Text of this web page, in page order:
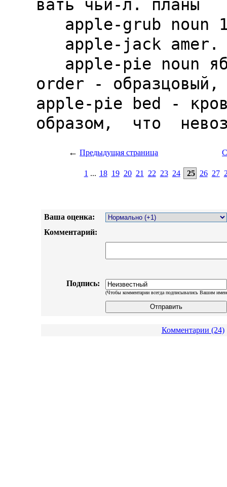
← Предыдущая страница
1 ... 18 19 20 21 22 23 24 25 26 27
Ваша оценка:
Комментарий:
Подпись:
(Чтобы комментарии всегда подписывались Вашим
Комментарии (24)